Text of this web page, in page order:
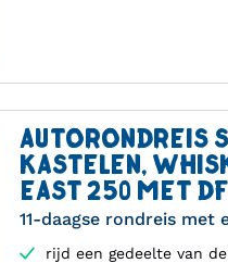
AUTORONDREIS
KASTELEN,
EAST 250 MET
11-daagse rondreis met
rijd een gedeelte van